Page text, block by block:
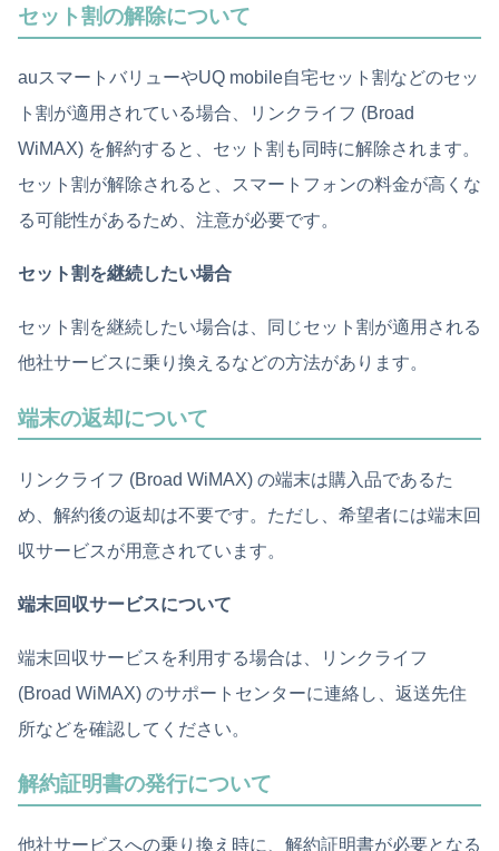
セット割の解除について
auスマートバリューやUQ mobile自宅セット割などのセッ
ト割が適用されている場合、リンクライフ (Broad
WiMAX) を解約すると、セット割も同時に解除されます。
セット割が解除されると、スマートフォンの料金が高くな
る可能性があるため、注意が必要です。
セット割を継続したい場合
セット割を継続したい場合は、同じセット割が適用される
他社サービスに乗り換えるなどの方法があります。
端末の返却について
リンクライフ (Broad WiMAX) の端末は購入品であるた
め、解約後の返却は不要です。ただし、希望者には端末回
収サービスが用意されています。
端末回収サービスについて
端末回収サービスを利用する場合は、リンクライフ
(Broad WiMAX) のサポートセンターに連絡し、返送先住
所などを確認してください。
解約証明書の発行について
他社サービスへの乗り換え時に、解約証明書が必要となる